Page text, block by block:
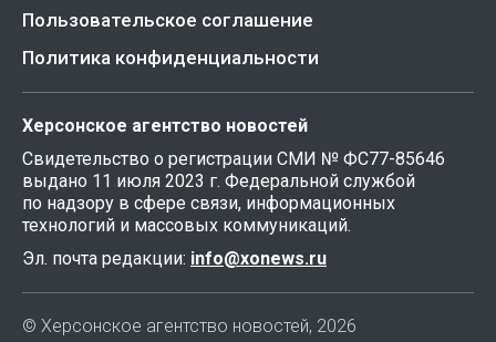
Пользовательское соглашение
Политика конфиденциальности
Херсонское агентство новостей
Свидетельство о регистрации СМИ № ФС77-85646
выдано 11 июля 2023 г. Федеральной службой
по надзору в сфере связи, информационных
технологий и массовых коммуникаций.
Эл. почта редакции: info@xonews.ru
© Херсонское агентство новостей, 2026